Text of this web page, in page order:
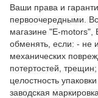
Ваши права и
первоочередными.
магазине "E-motors",
обменять, если: - не
механических
потертостей,
целостность
заводская